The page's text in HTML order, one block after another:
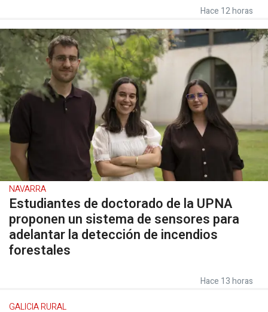
Hace 12 horas
NAVARRA
Estudiantes de doctorado de la UPNA
proponen un sistema de sensores para
adelantar la detección de incendios
forestales
Hace 13 horas
GALICIA RURAL